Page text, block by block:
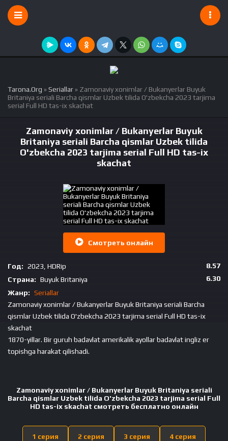
Tarona.Org »Seriallar » Zamonaviy xonimlar / Bukanyerlar Buyuk
Britaniya seriali Barcha qismlar Uzbek tilida O'zbekcha 2023 tarjima
serial Full HD tas-ix skachat
Zamonaviy xonimlar / Bukanyerlar Buyuk
Britaniya seriali Barcha qismlar Uzbek tilida
O'zbekcha 2023 tarjima serial Full HD tas-ix
skachat
Смотреть онлайн
8.57
6.30
Год: 2023, HDRip
Страна: Buyuk Britaniya
Жанр: Seriallar
Zamonaviy xonimlar / Bukanyerlar Buyuk Britaniya seriali Barcha
qismlar Uzbek tilida O'zbekcha 2023 tarjima serial Full HD tas-ix
skachat
1870-yillar. Bir guruh badavlat amerikalik ayollar badavlat ingliz er
topishga harakat qilishadi.
Zamonaviy xonimlar / Bukanyerlar Buyuk Britaniya seriali
Barcha qismlar Uzbek tilida O'zbekcha 2023 tarjima serial Full
HD tas-ix skachat смотреть бесплатно онлайн
1 серия 2 серия 3 серия 4 серия